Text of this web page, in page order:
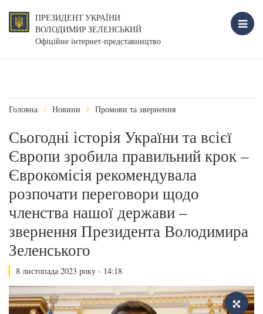
ПРЕЗИДЕНТ УКРАЇНИ
ВОЛОДИМИР ЗЕЛЕНСЬКИЙ
Офіційне інтернет-представництво
Головна Новини Промови та звернення
Сьогодні історія України та всієї
Європи зробила правильний крок –
Єврокомісія рекомендувала
розпочати переговори щодо
членства нашої держави –
звернення Президента Володимира
Зеленського
8 листопада 2023 року - 14:18